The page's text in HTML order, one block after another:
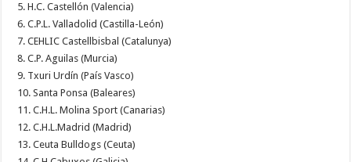
5. H.C. Castellón (Valencia)
6. C.P.L. Valladolid (Castilla-León)
7. CEHLIC Castellbisbal (Catalunya)
8. C.P. Aguilas (Murcia)
9. Txuri Urdín (País Vasco)
10. Santa Ponsa (Baleares)
11. C.H.L. Molina Sport (Canarias)
12. C.H.L.Madrid (Madrid)
13. Ceuta Bulldogs (Ceuta)